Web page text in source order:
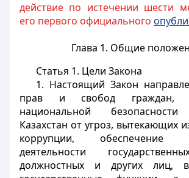
действие по истечении шести
его первого официального
Глава 1. Общие
Статья 1. Цели Закона
1. Настоящий Закон
прав и свобод граждан,
национальной безопасности
Казахстан от угроз, вытекающих
коррупции, обеспечение
деятельности
должностных и других лиц,